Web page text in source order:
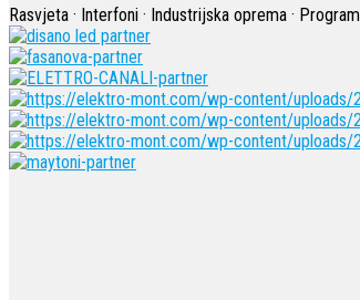
Rasvjeta · Interfoni · Industrijska oprema ·